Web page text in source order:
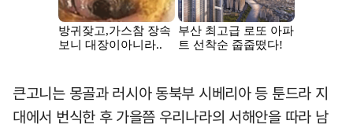
큰고니는 몽골과 러시아 동북부 시베리아 등 툰드라 지
대에서 번식한 후 가을쯤 우리나라의 서해안을 따라 남